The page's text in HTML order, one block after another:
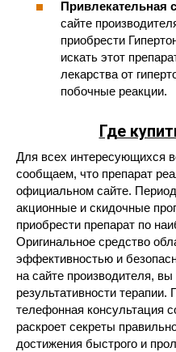
Привлекательная
сайте
приобрести
искать этот
лекарства от
побочные реакции.
Где
Для всех интересующихся
сообщаем, что препарат
официальном сайте.
акционные и скидочные
приобрести препарат по
Оригинальное средство
эффективностью и
на сайте производителя,
результативности
телефонная консультация
раскроет секреты
достижения быстрого и